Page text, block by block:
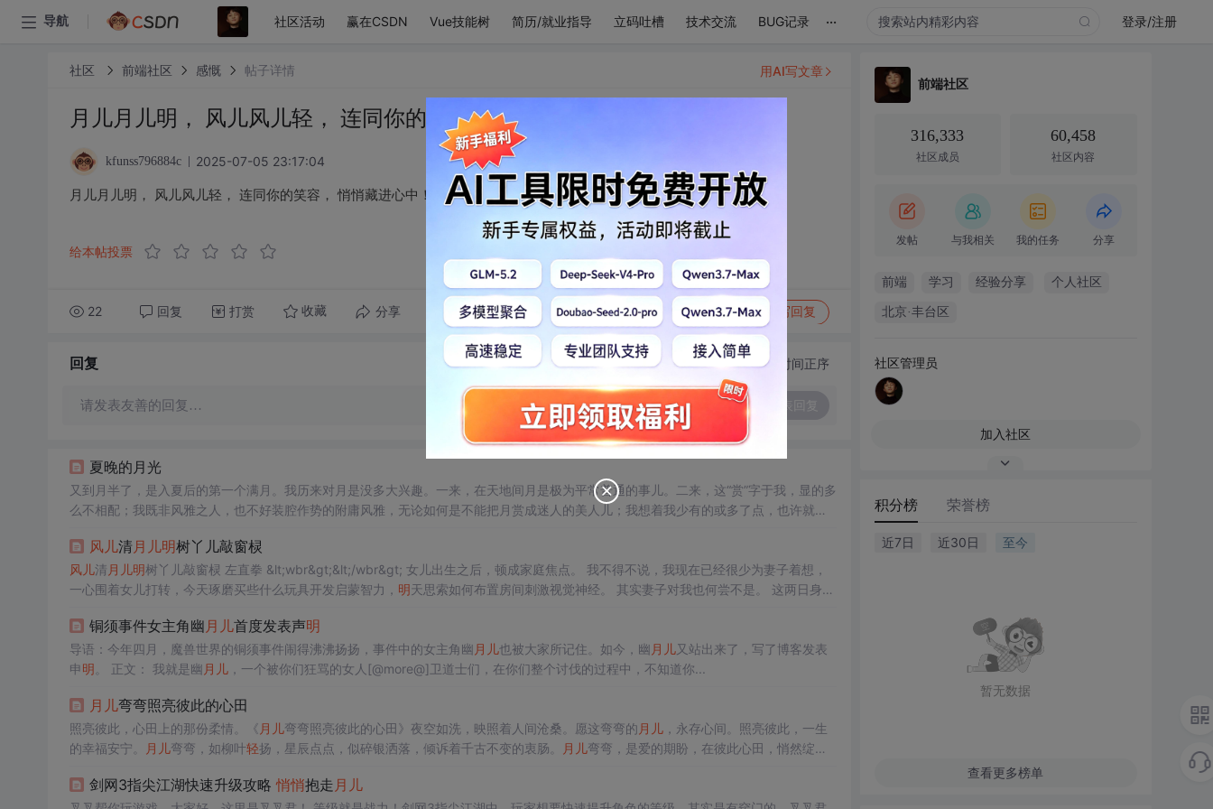
导航 社区活动 赢在CSDN Vue技能树 简历/就业指导 立码吐槽 技术交流 BUG记录 ... 登录/注册
社区 前端社区 感慨 帖子详情
月儿月儿明， 风儿风儿轻， 连同你的笑容， 悄悄藏进心中！
kfunss796884c 2025-07-05 23:17:04
月儿月儿明， 风儿风儿轻， 连同你的笑容， 悄悄藏进心中！
给本帖投票
22 回复 打赏 收藏 分享 转发到动态 举报 写回复
用AI写文章
回复 切换为时间正序
请发表友善的回复…
夏晚的月光
又到月半了，是入夏后的第一个满月。我历来对月是没多大兴趣。一来，在天地间月是极为平常普通的事儿。二来，这“赏”字于我，显的多
么不相配；我既非风雅之人，也不好装腔作势的附庸风雅，无论如何是不能把月赏成迷人的美人儿；我想着我少有的或多了点，也许就是
情散文《夏晚的月光》 夜黑下不多...
风儿清 月儿明树丫儿敲窗棂
风儿清 月儿明树丫儿敲窗棂 左直拳 &lt;wbr&gt;&lt;/wbr&gt; 女儿出生之后，顿成家庭焦点。 我不得不说，我现在已经很少为妻子着想，
一心围着女儿打转，今天琢磨买些什么玩具开发启蒙智力， 明天思索如何布置房间刺激视觉神经。 其实妻子对我也何尝不是。 这两日身体
铜须事件女主角幽 月儿首度发表声明
导语：今年四月，魔兽世界的铜须事件闹得沸沸扬扬，事件中的女主角幽 月儿也被大家所记住。如今，幽 月儿又站出来了，写了博客发表
申明 。 正文： 我就是幽 月儿，一个被你们狂骂的女人[@more@]卫道士们，在你们整个讨伐的过程中，不知道你...
月儿弯弯照亮彼此的心田
照亮彼此，心田上的那份柔情。《 月儿弯弯照亮彼此的心田》夜空如洗，映照着人间沧桑。愿这弯弯的 月儿，永存心间。照亮彼此，一生
的幸福安宁。
月儿弯弯，如柳叶轻扬，星辰点点，似碎银洒落，倾诉着千古不变的衷肠。 月儿弯弯，是爱的期盼，在彼此心田，悄然绽
剑网3指尖江湖快速升级攻略悄悄抱走 月儿
前端社区
316,333
社区成员
60,458
社区内容
发帖 与我相关 我的任务 分享
前端 学习 经验分享 个人社区
北京·丰台区
社区管理员
加入社区
积分榜 荣誉榜
近7日 近30日 至今
暂无数据
查看更多榜单